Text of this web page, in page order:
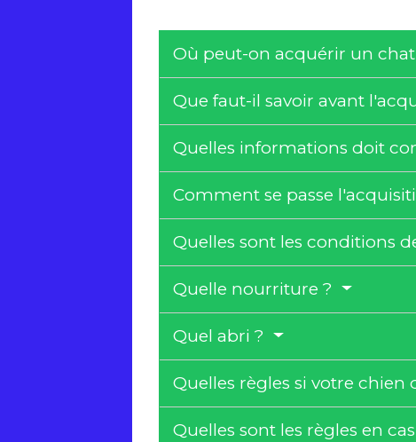
Où peut-on acquérir un
Que faut-il savoir avant
Quelles informations doit
Comment se passe
Quelles sont les conditions
Quelle nourriture ?
Quel abri ?
Quelles règles si votre
Quelles sont les règles en